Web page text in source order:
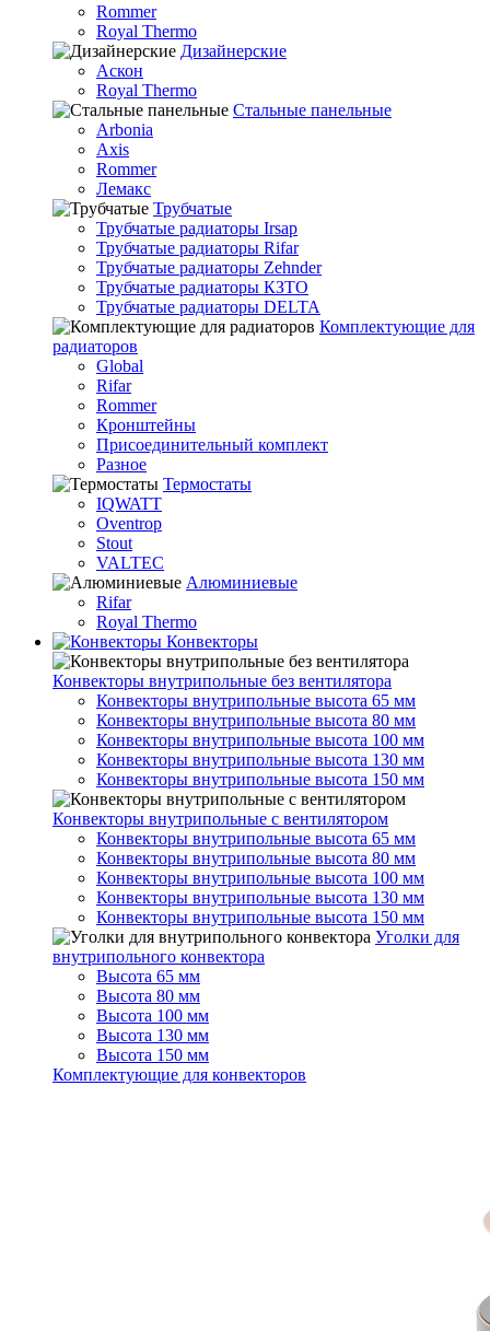
Rommer
Royal Thermo
Дизайнерские
Аскон
Royal Thermo
Стальные панельные
Arbonia
Axis
Rommer
Лемакс
Трубчатые
Трубчатые радиаторы Irsap
Трубчатые радиаторы Rifar
Трубчатые радиаторы Zehnder
Трубчатые радиаторы КЗТО
Трубчатые радиаторы DELTA
Комплектующие для
радиаторов
Global
Rifar
Rommer
Кронштейны
Присоединительный комплект
Разное
Термостаты
IQWATT
Oventrop
Stout
VALTEC
Алюминиевые
Rifar
Royal Thermo
Конвекторы
Конвекторы внутрипольные без вентилятора
Конвекторы внутрипольные высота 65 мм
Конвекторы внутрипольные высота 80 мм
Конвекторы внутрипольные высота 100 мм
Конвекторы внутрипольные высота 130 мм
Конвекторы внутрипольные высота 150 мм
Конвекторы внутрипольные с вентилятором
Конвекторы внутрипольные высота 65 мм
Конвекторы внутрипольные высота 80 мм
Конвекторы внутрипольные высота 100 мм
Конвекторы внутрипольные высота 130 мм
Конвекторы внутрипольные высота 150 мм
Уголки для
внутрипольного конвектора
Высота 65 мм
Высота 80 мм
Высота 100 мм
Высота 130 мм
Высота 150 мм
Комплектующие для конвекторов